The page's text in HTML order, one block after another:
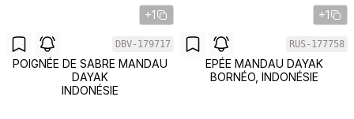
+1
DBV-179717
POIGNÉE DE SABRE MANDAU
DAYAK
INDONÉSIE
+1
RUS-177758
EPÉE MANDAU DAYAK
BORNÉO, INDONÉSIE